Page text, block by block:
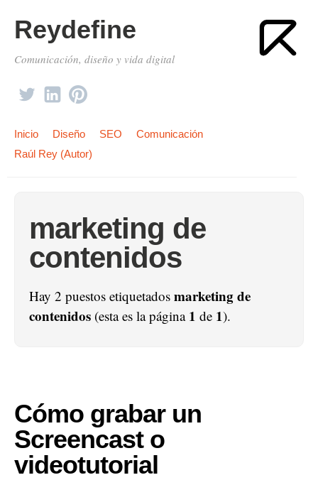
Reydefine
Comunicación, diseño y vida digital
Inicio Diseño SEO
Comunicación
Raúl Rey (Autor)
marketing de
contenidos
Hay 2 puestos etiquetados marketing de
contenidos (esta es la página 1 de 1).
Cómo grabar un
Screencast o
videotutorial